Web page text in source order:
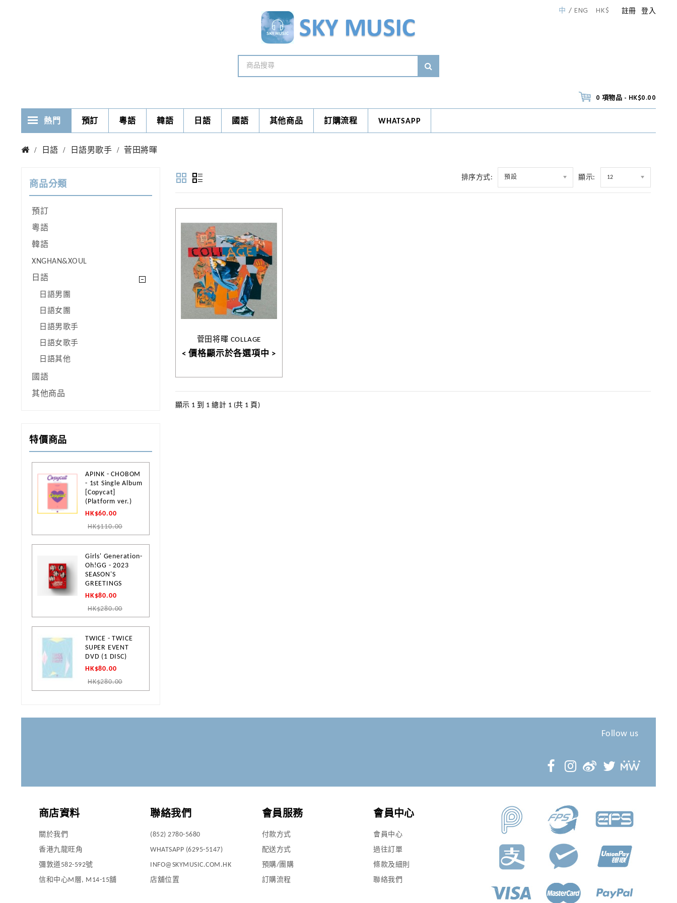
註冊 登入
中 ENG HK$
0 項物品 - HK$0.00
熱門 預訂 粵語 韓語 日語 國語 其他商品 訂購流程 WHATSAPP
日語 日語男歌手 菅田將暉
商品分類
預訂
粵語
韓語
XNGHAN&XOUL
日語
日語男團
日語女團
日語男歌手
日語女歌手
日語其他
國語
其他商品
特價商品
APINK - CHOBOM
- 1st Single Album
[Copycat]
(Platform ver.)
HK$60.00
HK$110.00
Girls' Generation-
Oh!GG - 2023
SEASON'S
GREETINGS
HK$80.00
HK$280.00
TWICE - TWICE
SUPER EVENT
DVD (1 DISC)
HK$80.00
HK$280.00
排序方式: 預設 顯示: 12
菅田将暉 COLLAGE
< 價格顯示於各選項中 >
顯示 1 到 1 總計 1 (共 1 頁)
Follow us
商店資料
關於我們
香港九龍旺角
彌敦道582-592號
信和中心M層, M14-15舖
聯絡我們
(852) 2780-5680
WHATSAPP (6295-5147)
INFO@SKYMUSIC.COM.HK
店舖位置
會員服務
付款方式
配送方式
預購/團購
訂購流程
會員中心
會員中心
過往訂單
條款及細則
聯絡我們